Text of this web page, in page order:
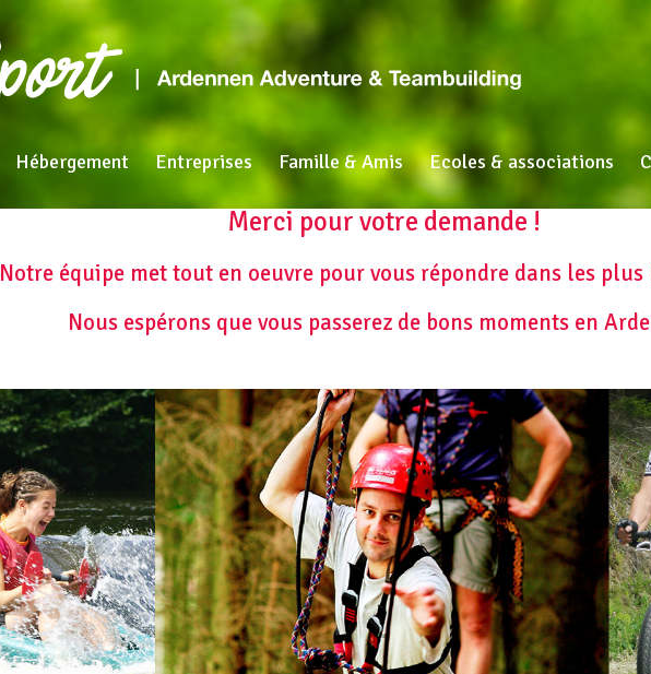
Hébergement Entreprises Famille & Amis Ecoles & associations
Merci pour votre demande !
Notre équipe met tout en oeuvre pour vous répondre dans les plus
Nous espérons que vous passerez de bons moments en